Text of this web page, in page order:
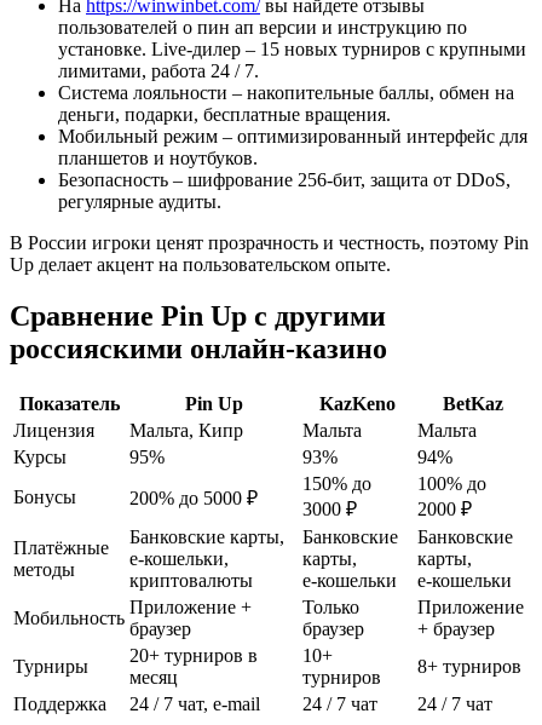
На https://winwinbet.com/ вы найдете отзывы
пользователей о пин ап версии и инструкцию по
установке. Live‑дилер – 15 новых турниров с крупными
лимитами, работа 24 / 7.
Система лояльности – накопительные баллы, обмен на
деньги, подарки, бесплатные вращения.
Мобильный режим – оптимизированный интерфейс для
планшетов и ноутбуков.
Безопасность – шифрование 256‑бит, защита от DDoS,
регулярные аудиты.
В России игроки ценят прозрачность и честность, поэтому Pin
Up делает акцент на пользовательском опыте.
Сравнение Pin Up с другими
россияскими онлайн‑казино
Показатель Pin Up KazKeno
BetKaz
Лицензия
Мальта, Кипр Мальта
Мальта
Курсы
95% 93%
94%
Бонусы
200% до 5000 ₽
150% до
3000 ₽
100% до
2000 ₽
Платёжные
методы
Банковские карты,
e‑кошельки,
криптовалюты
Банковские
карты,
e‑кошельки
Банковские
карты,
e‑кошельки
Мобильность
Приложение +
браузер
Только
браузер
Приложение
+ браузер
Турниры
20+ турниров в
месяц
10+
турниров
8+ турниров
Поддержка
24 / 7 чат, e‑mail 24 / 7 чат 24 / 7 чат